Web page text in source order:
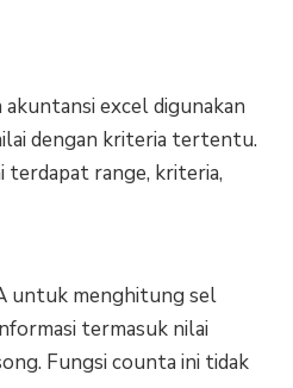
excel digunakan
dengan kriteria tertentu.
terdapat range, kriteria,
untuk menghitung sel
termasuk nilai
Fungsi counta ini tidak